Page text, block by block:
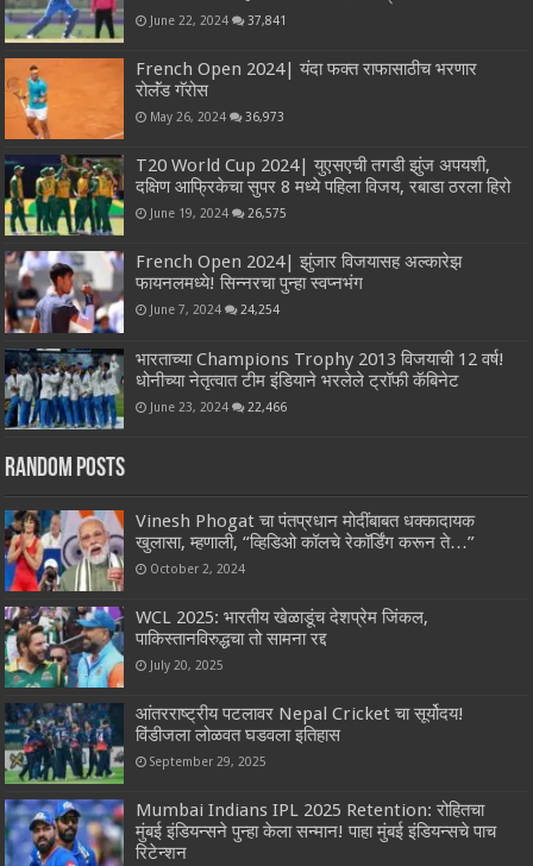
June 22, 2024 37,841
French Open 2024| यंदा फक्त राफासाठीच भरणार
रोलॅंड गॅरोस
May 26, 2024 36,973
T20 World Cup 2024| युएसएची तगडी झुंज अपयशी,
दक्षिण आफ्रिकेचा सुपर 8 मध्ये पहिला विजय, रबाडा ठरला हिरो
June 19, 2024 26,575
French Open 2024| झुंजार विजयासह अल्कारेझ
फायनलमध्ये! सिन्नरचा पुन्हा स्वप्नभंग
June 7, 2024 24,254
भारताच्या Champions Trophy 2013 विजयाची 12 वर्ष!
धोनीच्या नेतृत्वात टीम इंडियाने भरलेले ट्रॉफी कॅबिनेट
June 23, 2024 22,466
Random Posts
Vinesh Phogat चा पंतप्रधान मोदींबाबत धक्कादायक
खुलासा, म्हणाली, “व्हिडिओ कॉलचे रेकॉर्डिंग करून ते…”
October 2, 2024
WCL 2025: भारतीय खेळाडूंच देशप्रेम जिंकल,
पाकिस्तानविरुद्धचा तो सामना रद्द
July 20, 2025
आंतरराष्ट्रीय पटलावर Nepal Cricket चा सूर्योदय!
विंडीजला लोळवत घडवला इतिहास
September 29, 2025
Mumbai Indians IPL 2025 Retention: रोहितचा
मुंबई इंडियन्सने पुन्हा केला सन्मान! पाहा मुंबई इंडियन्सचे पाच
रिटेन्शन